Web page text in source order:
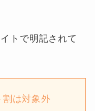
トで明記されて
は対象外